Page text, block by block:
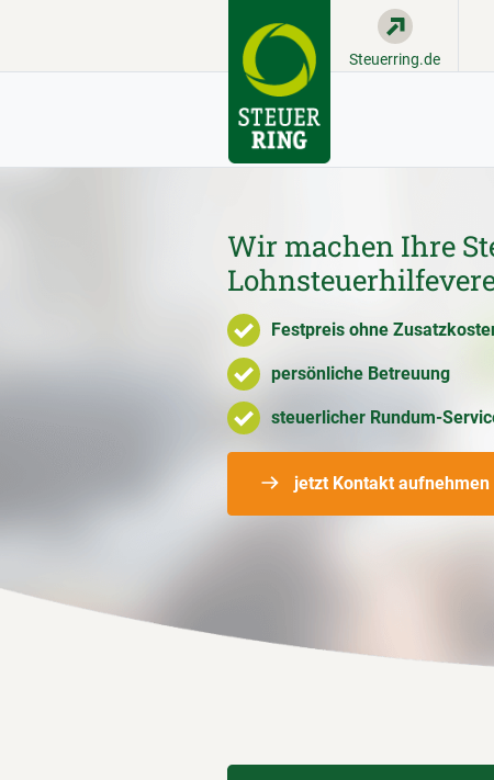
Steuerring.de
Wir machen Ihre
Festpreis ohne
persönliche Betreuung
steuerlicher Rundum-
jetzt Kontakt aufnehmen